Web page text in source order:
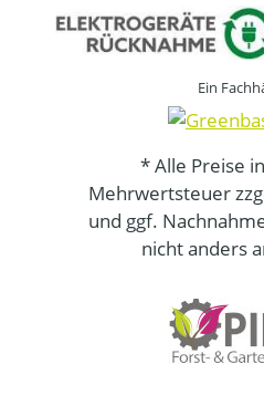
Ein
* Alle Preise
Mehrwertsteuer
und ggf.
nicht anders